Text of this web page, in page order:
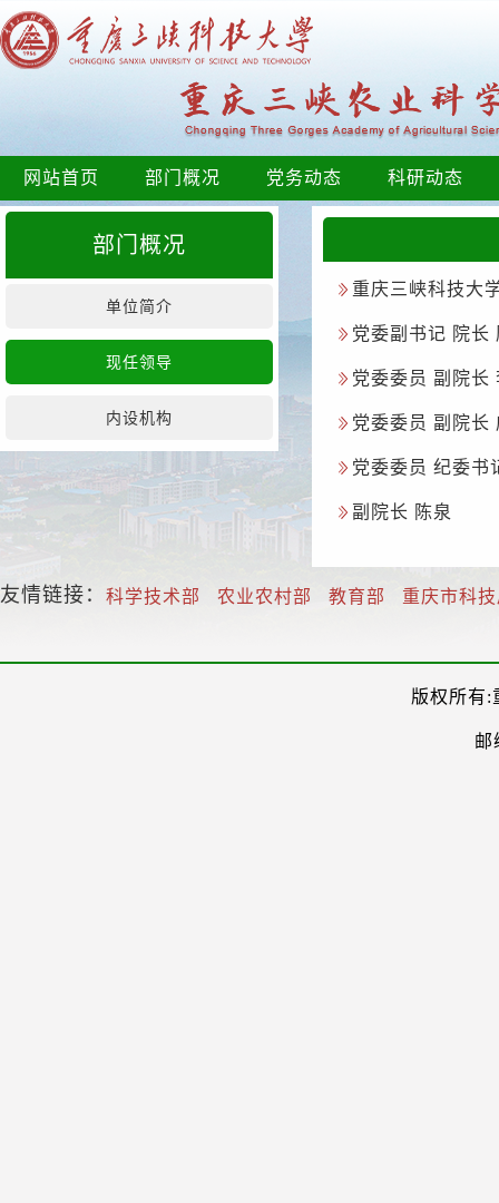
网站首页 部门概况 党务动态 科研动态
部门概况
单位简介
现任领导
内设机构
重庆三峡科技大
党委副书记 院长
党委委员 副院长
党委委员 副院长
党委委员 纪委书
副院长 陈泉
友情链接： 科学技术部 农业农村部 教育部 重庆市科
版权所有:
邮